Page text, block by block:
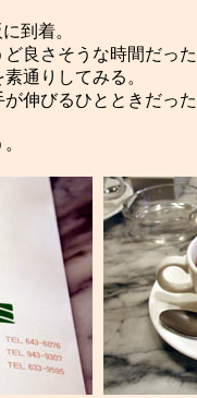
到着。
良さそうな時間だっ
通りしてみる。
伸びるひとときだっ